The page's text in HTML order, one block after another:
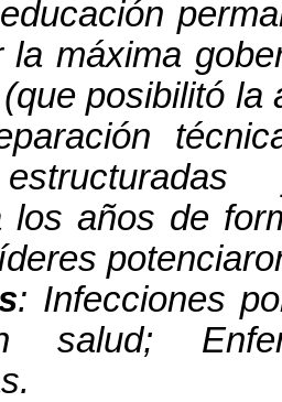
la máxima
posibilitó
los años de
: Infecciones
salud;